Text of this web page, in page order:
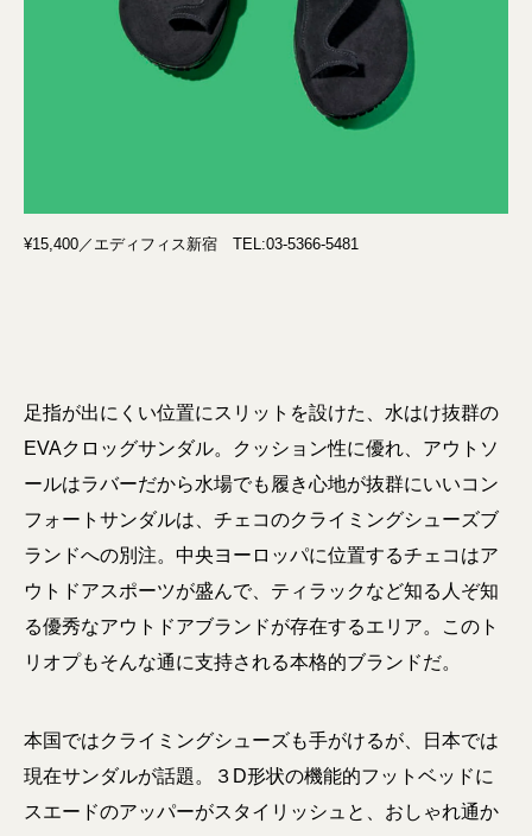
¥15,400／エディフィス新宿 TEL:03-5366-5481
足指が出にくい位置にスリットを設けた、水はけ抜群の
EVAクロッグサンダル。クッション性に優れ、アウトソ
ールはラバーだから水場でも履き心地が抜群にいいコン
フォートサンダルは、チェコのクライミングシューズブ
ランドへの別注。中央ヨーロッパに位置するチェコはア
ウトドアスポーツが盛んで、ティラックなど知る人ぞ知
る優秀なアウトドアブランドが存在するエリア。このト
リオプもそんな通に支持される本格的ブランドだ。
本国ではクライミングシューズも手がけるが、日本では
現在サンダルが話題。３D形状の機能的フットベッドに
スエードのアッパーがスタイリッシュと、おしゃれ通か